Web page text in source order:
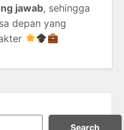
jawab, sehingga
depan yang
Search